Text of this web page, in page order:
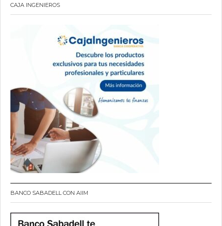
CAJA INGENIEROS
BANCO SABADELL CON AIIM